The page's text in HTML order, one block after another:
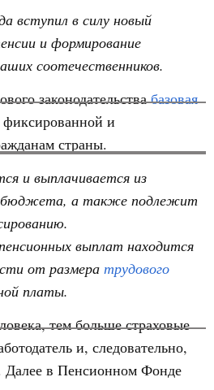
вступил в силу новый
и формирование
соотечественников.
законодательствабазовая
фиксированной и
страны.
и выплачивается из
бюджета, а также подлежит
выплат находится
от размера трудового
платы.
тем больше страховые
и, следовательно,
в Пенсионном Фонде